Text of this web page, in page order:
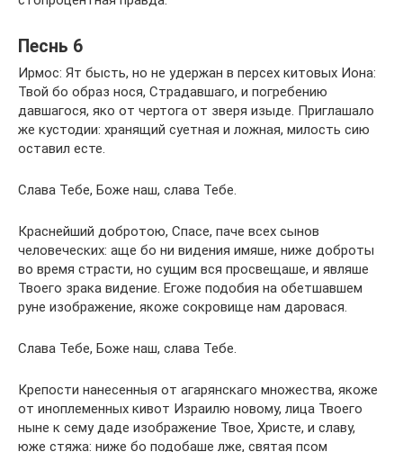
Песнь 6
Ирмос: Ят бысть, но не удержан в персех китовых Иона:
Твой бо образ нося, Страдавшаго, и погребению
давшагося, яко от чертога от зверя изыде. Приглашало
же кустодии: хранящий суетная и ложная, милость сию
оставил есте.
Слава Тебе, Боже наш, слава Тебе.
Краснейший добротою, Спасе, паче всех сынов
человеческих: аще бо ни видения имяше, ниже доброты
во время страсти, но сущим вся просвещаше, и являше
Твоего зрака видение. Егоже подобия на обетшавшем
руне изображение, якоже сокровище нам даровася.
Слава Тебе, Боже наш, слава Тебе.
Крепости нанесенныя от агарянскаго множества, якоже
от иноплеменных кивот Израилю новому, лица Твоего
ныне к сему даде изображение Твое, Христе, и славу,
юже стяжа: ниже бо подобаше лже, святая псом